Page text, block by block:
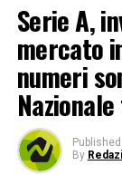
Serie A,
mercato
numeri
Published
By